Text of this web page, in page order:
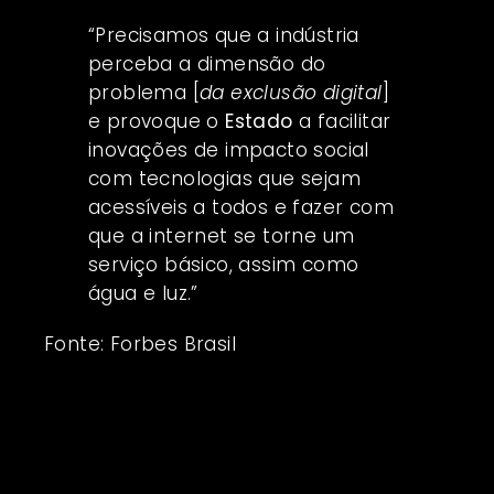
“Precisamos que a indústria
perceba a dimensão do
problema [da exclusão digital
e provoque o Estadoa facilitar
inovações de impacto social
com tecnologias que sejam
acessíveis a todos e fazer com
que a internet se torne um
serviço básico, assim como
água e luz.”
Fonte: Forbes Brasil